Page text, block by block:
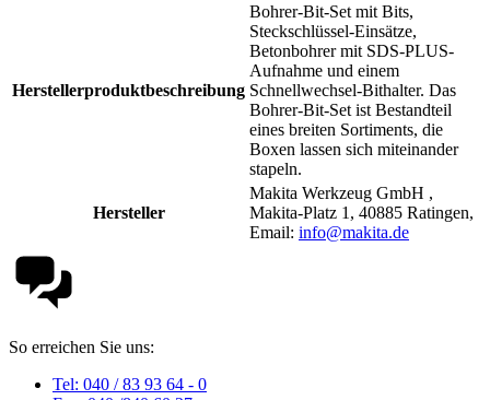
Herstellerproduktbeschreibung
Bohrer-Bit-Set mit Bits,
Steckschlüssel-Einsätze,
Betonbohrer mit SDS-PLUS-
Aufnahme und einem
Schnellwechsel-Bithalter. Das
Bohrer-Bit-Set ist Bestandteil
eines breiten Sortiments, die
Boxen lassen sich miteinander
stapeln.
Hersteller
Makita Werkzeug GmbH ,
Makita-Platz 1, 40885 Ratingen,
Email: info@makita.de
So erreichen Sie uns:
Tel: 040 / 83 93 64 - 0